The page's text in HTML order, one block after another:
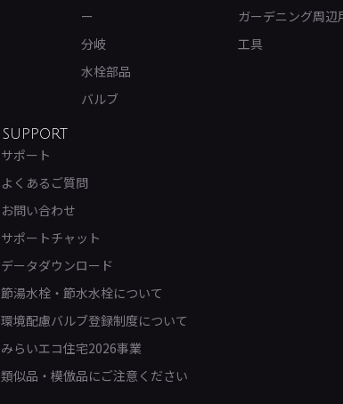
ー
分岐
水栓部品
バルブ
ガーデニング周辺
工具
SUPPORT
サポート
よくあるご質問
お問い合わせ
サポートチャット
データダウンロード
節湯水栓・節水水栓について
環境配慮バルブ登録制度について
みらいエコ住宅2026事業
類似品・模倣品にご注意ください